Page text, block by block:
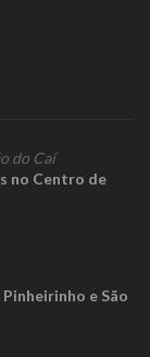
do Caí
no Centro de
e São